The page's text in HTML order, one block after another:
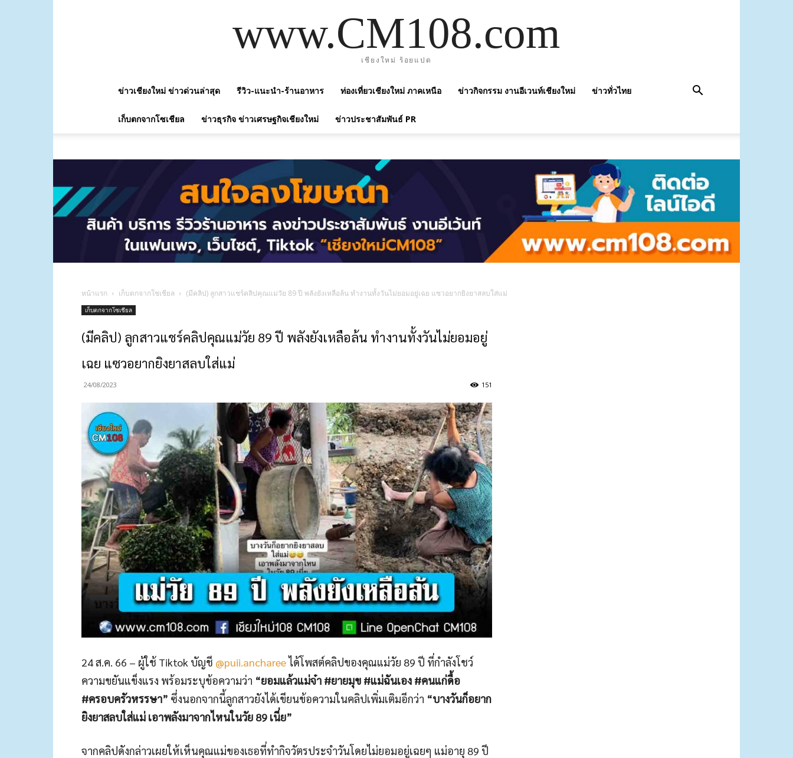
www.CM108.com
เชียงใหม่ ร้อยแปด
ข่าวเชียงใหม่ ข่าวด่วนล่าสุด รีวิว-แนะนำ-ร้านอาหาร ท่องเที่ยวเชียงใหม่ ภาคเหนือ ข่าวกิจกรรม งานอีเวนท์เชียงใหม่ ข่าวทั่วไทย
เก็บตกจากโซเชียล ข่าวธุรกิจ ข่าวเศรษฐกิจเชียงใหม่ ข่าวประชาสัมพันธ์ PR
หน้าแรก เก็บตกจากโซเชียล (มีคลิป) ลูกสาวแชร์คลิปคุณแม่วัย 89 ปี พลังยังเหลือล้น ทำงานทั้งวันไม่ยอมอยู่เฉย แซวอยากยิงยาสลบใส่แม่
เก็บตกจากโซเชียล
(มีคลิป) ลูกสาวแชร์คลิปคุณแม่วัย 89 ปี พลังยังเหลือล้น ทำงานทั้งวันไม่ยอมอยู่
เฉย แซวอยากยิงยาสลบใส่แม่
24/08/2023 151
24 ส.ค. 66 – ผู้ใช้ Tiktok บัญชี @puii.anchareeได้โพสต์คลิปของคุณแม่วัย 89 ปี ที่กำลังโชว์
ความขยันแข็งแรง พร้อมระบุข้อความว่า “ยอมแล้วแม่จ๋า #ยายมุข #แม่ฉันเอง #คนแก่ดื้อ
#ครอบครัวหรรษา” ซึ่งนอกจากนี้ลูกสาวยังได้เขียนข้อความในคลิปเพิ่มเติมอีกว่า “บางวันก็อยาก
ยิงยาสลบใส่แม่ เอาพลังมาจากไหนในวัย 89 เนี่ย”
จากคลิปดังกล่าวเผยให้เห็นคุณแม่ของเธอที่ทำกิจวัตรประจำวันโดยไม่ยอมอยู่เฉยๆ แม่อายุ 89 ปี